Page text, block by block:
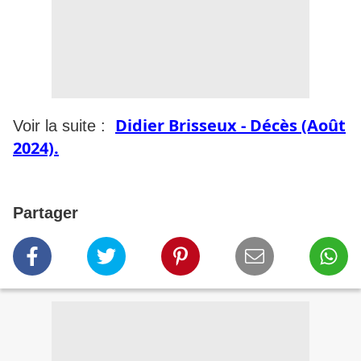
Voir la suite : Didier Brisseux - Décès (Août
2024).
Partager